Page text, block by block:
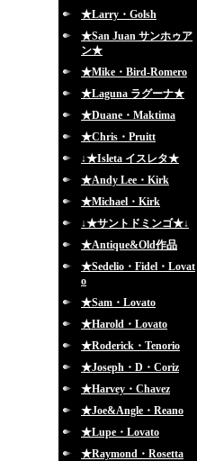
★Larry・Golsh
★San Juan サンホゥア
ン★
★Mike・Bird-Romero
★Laguna ラグーナ★
★Duane・Maktima
★Chris・Pruitt
↓★Isleta イスレタ★
★Andy Lee・Kirk
★Michael・Kirk
↓★サントドミンゴ★↓
★Antique&Old作品
★Sedelio・Fidel・Lovat
o
★Sam・Lovato
★Harold・Lovato
★Roderick・Tenorio
★Joseph・D・Coriz
★Harvey・Chavez
★Joe&Angle・Reano
★Lupe・Lovato
★Raymond・Rosetta